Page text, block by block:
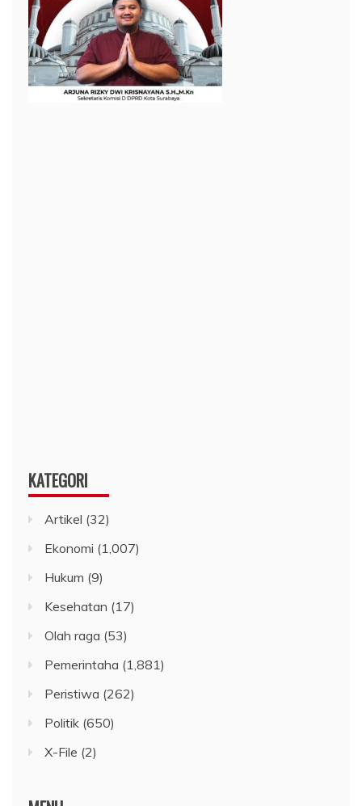
KATEGORI
Artikel (32)
Ekonomi (1,007)
Hukum (9)
Kesehatan (17)
Olah raga (53)
Pemerintaha (1,881)
Peristiwa (262)
Politik (650)
X-File (2)